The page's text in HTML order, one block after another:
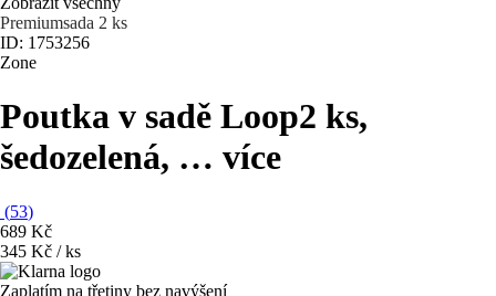
Premiumsada 2 ks
ID: 1753256
Zone
Poutka v sadě Loop2 ks,
šedozelená, … více
(53)
689 Kč
345 Kč / ks
Zaplatím na třetiny bez navýšení